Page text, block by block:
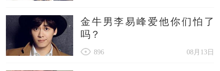
金牛男李易峰爱他你们怕了
吗？
08月13日
896